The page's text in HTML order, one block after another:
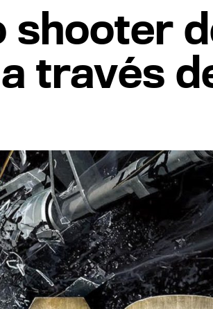
través